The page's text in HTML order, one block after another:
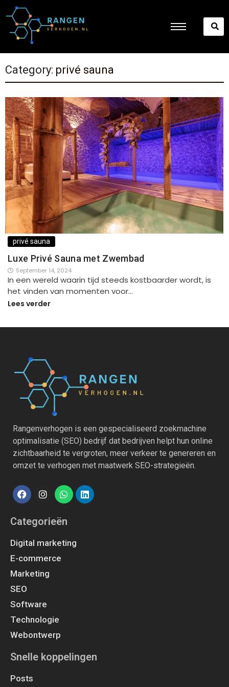
Category: privé sauna
privé sauna
Luxe Privé Sauna met Zwembad
September 14, 2024
In een wereld waarin tijd steeds kostbaarder wordt, is
het vinden van momenten voor…
Lees verder
Rangenverhogen is een gespecialiseerd zoekmachine
optimalisatie (SEO) bedrijf dat bedrijven helpt hun online
zichtbaarheid te vergroten, meer verkeer te genereren en
omzet te verhogen met maatwerk SEO-strategieën.
Categorieën
Digital marketing
E-commerce
Marketing
SEO
Software
Technologie
Webontwerp
Snelle koppelingen
Posts